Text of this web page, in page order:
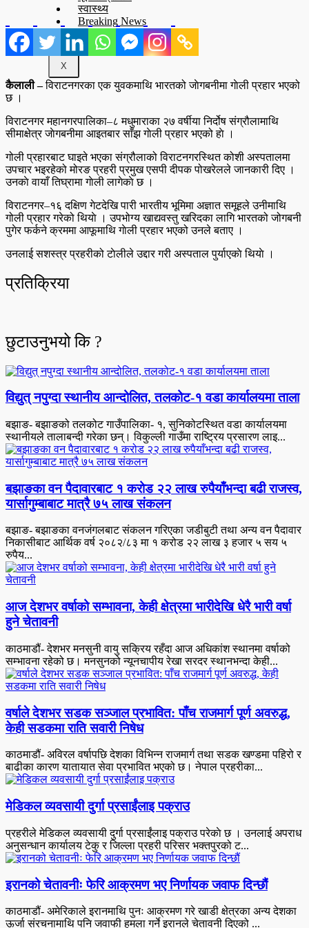
स्वास्थ्य
Breaking News
X
कैलाली –विराटनगरका एक युवकमाथि भारतको जाेगबनीमा गाेली प्रहार भएको
छ ।
विराटनगर महानगरपालिका–८ मधुमाराका २७ वर्षीया निर्दोष संग्रौलामाथि
सीमाक्षेत्र जाेगबनीमा आइतबार साँझ गाेली प्रहार भएको हाे ।
गोली प्रहारबाट घाइते भएका संग्रौलाको विराटनगरस्थित कोशी अस्पतालमा
उपचार भइरहेको मोरङ प्रहरी प्रमुख एसपी दीपक पोखरेलले जानकारी दिए ।
उनकाे वायाँ तिघ्रामा गाेली लागेकाे छ ।
विराटनगर–१६ दक्षिण गेटदेखि पारी भारतीय भूमिमा अज्ञात समूहले उनीमाथि
गोली प्रहार गरेको थियाे । उपभोग्य खाद्यवस्तु खरिदका लागि भारतको जोगबनी
पुगेर फर्कने क्रममा आफूमाथि गाेली प्रहार भएको उनले बताए ।
उनलाई सशस्त्र प्रहरीको टाेलीले उद्दार गरी अस्पताल पुर्याएकाे थियाे ।
प्रतिक्रिया
छुटाउनुभयो कि ?
विद्युत् नपुग्दा स्थानीय आन्दोलित, तलकोट-१ वडा कार्यालयमा ताला
बझाङ- बझाङको तलकोट गाउँपालिका- १, सुनिकोटस्थित वडा कार्यालयमा
स्थानीयले तालाबन्दी गरेका छन्। विकुल्ली गाउँमा राष्ट्रिय प्रसारण लाइ...
बझाङका वन पैदावारबाट १ करोड २२ लाख रुपैयाँभन्दा बढी राजस्व,
यार्सागुम्बाबाट मात्रै ७५ लाख संकलन
बझाङ- बझाङका वनजंगलबाट संकलन गरिएका जडीबुटी तथा अन्य वन पैदावार
निकासीबाट आर्थिक वर्ष २०८२/८३ मा १ करोड २२ लाख ३ हजार ५ सय ५
रुपैय...
आज देशभर वर्षाको सम्भावना, केही क्षेत्रमा भारीदेखि धेरै भारी वर्षा
हुने चेतावनी
काठमाडौं- देशभर मनसुनी वायु सक्रिय रहँदा आज अधिकांश स्थानमा वर्षाको
सम्भावना रहेको छ। मनसुनको न्यूनचापीय रेखा सरदर स्थानभन्दा केही...
वर्षाले देशभर सडक सञ्जाल प्रभावित: पाँच राजमार्ग पूर्ण अवरुद्ध,
केही सडकमा राति सवारी निषेध
काठमाडौं- अविरल वर्षापछि देशका विभिन्न राजमार्ग तथा सडक खण्डमा पहिरो र
बाढीका कारण यातायात सेवा प्रभावित भएको छ। नेपाल प्रहरीका...
मेडिकल व्यवसायी दुर्गा प्रसाईंलाइ पक्राउ
प्रहरीले मेडिकल व्यवसायी दुर्गा प्रसाईंलाइ पक्राउ परेकाे छ । उनलाई अपराध
अनुसन्धान कार्यालय टेकु र जिल्ला प्रहरी परिसर भक्तपुरको ट...
इरानको चेतावनीः फेरि आक्रमण भए निर्णायक जवाफ दिन्छौं
काठमाडौं- अमेरिकाले इरानमाथि पुनः आक्रमण गरे खाडी क्षेत्रका अन्य देशका
ऊर्जा संरचनामाथि पनि जवाफी हमला गर्ने इरानले चेतावनी दिएको ...